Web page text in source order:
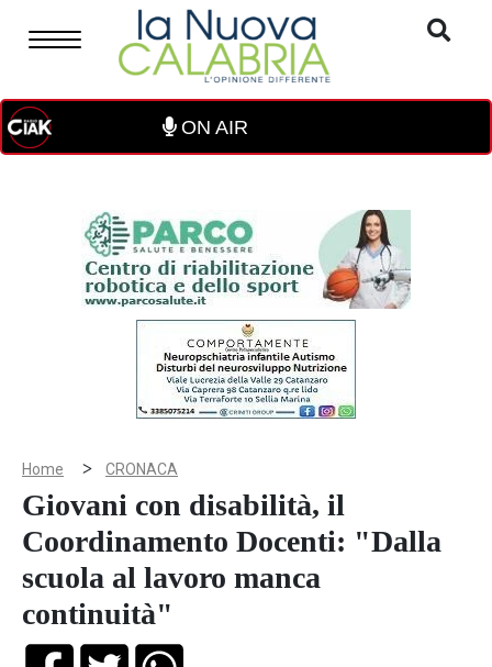
ON AIR
Home > CRONACA
Giovani con disabilità, il
Coordinamento Docenti: "Dalla
scuola al lavoro manca
continuità"